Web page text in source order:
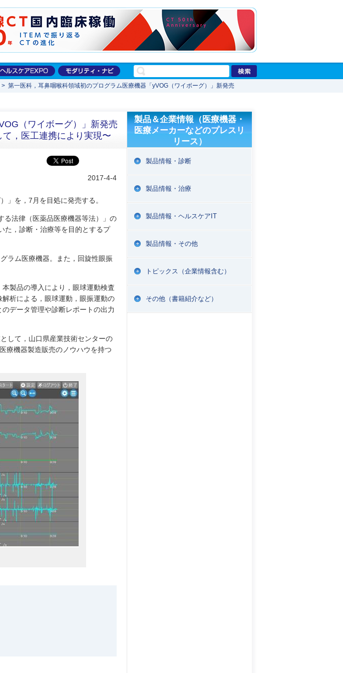
> 第一医科，耳鼻咽喉科領域初のプログラム医療機器「yVOG（ワイボーグ）」新発売
（ワイボーグ）」新発売
，医工連携により実現〜
2017-4-4
」を，7月を目処に発売する。
る法律（医薬品医療機器等法）」の
た，診断・治療等を目的とするプ
ラム医療機器。また，回旋性眼振
製品の導入により，眼球運動検査
析による，眼球運動，眼振運動の
データ管理や診断レポートの出力
して，山口県産業技術センターの
療機器製造販売のノウハウを持つ
製品＆企業情報（医療機器・
医療メーカーなどのプレスリ
リース）
製品情報・診断
製品情報・治療
製品情報・ヘルスケアIT
製品情報・その他
トピックス（企業情報含む）
その他（書籍紹介など）